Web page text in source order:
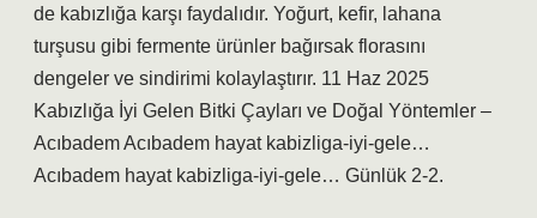
de kabızlığa karşı faydalıdır. Yoğurt, kefir, lahana
turşusu gibi fermente ürünler bağırsak florasını
dengeler ve sindirimi kolaylaştırır. 11 Haz 2025
Kabızlığa İyi Gelen Bitki Çayları ve Doğal Yöntemler –
Acıbadem Acıbadem hayat kabizliga-iyi-gele…
Acıbadem hayat kabizliga-iyi-gele… Günlük 2-2.